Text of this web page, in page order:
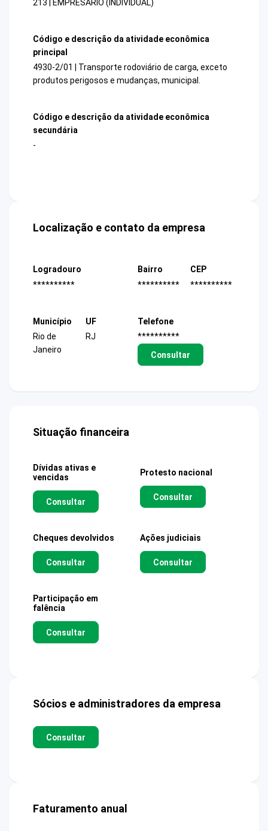
213 | EMPRESARIO (INDIVIDUAL)
Código e descrição da atividade econômica
principal
4930-2/01 | Transporte rodoviário de carga, exceto
produtos perigosos e mudanças, municipal.
Código e descrição da atividade econômica
secundária
-
Localização e contato da empresa
Logradouro
**********
Bairro
**********
CEP
**********
Município
Rio de
Janeiro
UF
RJ
Telefone
**********
Consultar
Situação financeira
Dívidas ativas e
vencidas
Consultar
Protesto nacional
Consultar
Cheques devolvidos
Consultar
Ações judiciais
Consultar
Participação em
falência
Consultar
Sócios e administradores da empresa
Consultar
Faturamento anual